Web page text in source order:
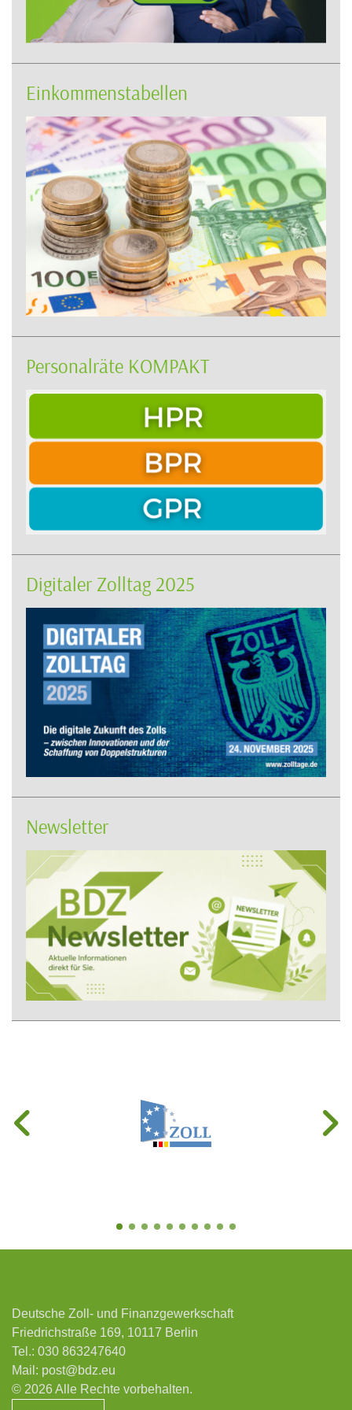
Einkommenstabellen
Personalräte KOMPAKT
Digitaler Zolltag 2025
Newsletter
Deutsche Zoll- und Finanzgewerkschaft
Friedrichstraße 169, 10117 Berlin
Tel.: 030 863247640
Mail: post@bdz.eu
© 2026 Alle Rechte vorbehalten.